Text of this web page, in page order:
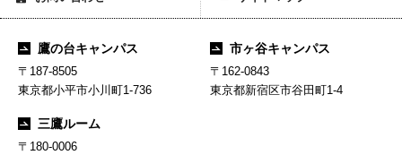
鷹の台キャンパス
〒187-8505
東京都小平市小川町1-736
市ヶ谷キャンパス
〒162-0843
東京都新宿区市谷田町1-4
三鷹ルーム
〒180-0006